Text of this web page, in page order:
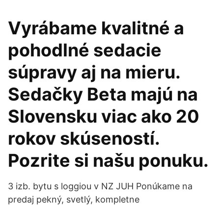
Vyrábame kvalitné a
pohodlné sedacie
súpravy aj na mieru.
Sedačky Beta majú na
Slovensku viac ako 20
rokov skúseností.
Pozrite si našu ponuku.
3 izb. bytu s loggiou v NZ JUH Ponúkame na
predaj pekný, svetlý, kompletne